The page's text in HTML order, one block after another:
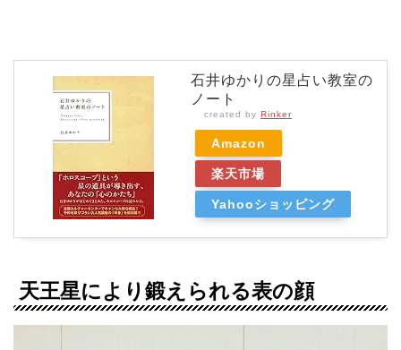
石井ゆかりの星占い教室の
ノート
created by Rinker
Amazon
楽天市場
Yahooショッピング
天王星により鍛えられる表の顔